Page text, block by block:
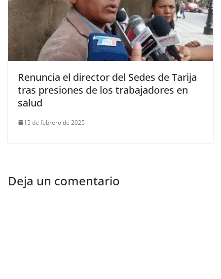
Renuncia el director del Sedes de Tarija
tras presiones de los trabajadores en
salud
15 de febrero de 2025
Deja un comentario